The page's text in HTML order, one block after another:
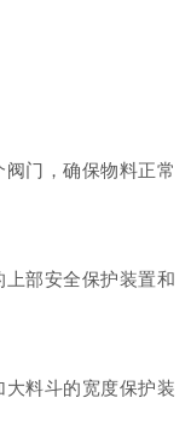
门，确保物料正常
部安全保护装置和
料斗的宽度保护装